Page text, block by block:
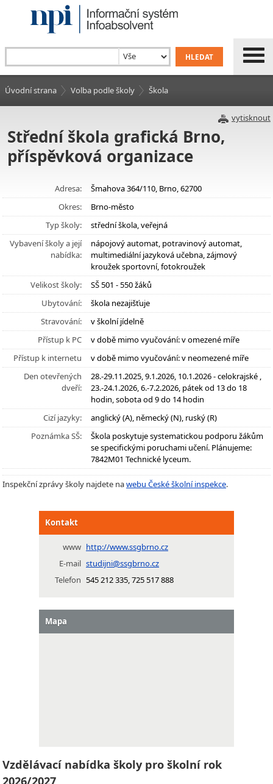
Úvodní strana Volba podle školy Škola
vytisknout
Střední škola grafická Brno,
příspěvková organizace
Adresa:
Šmahova 364/110, Brno, 62700
Okres:
Brno-město
Typ školy:
střední škola, veřejná
Vybavení školy a její
nabídka:
nápojový automat, potravinový automat,
multimediální jazyková učebna, zájmový
kroužek sportovní, fotokroužek
Velikost školy:
SŠ 501 - 550 žáků
Ubytování:
škola nezajišťuje
Stravování:
v školní jídelně
Přístup k PC
v době mimo vyučování: v omezené míře
Přístup k internetu
v době mimo vyučování: v neomezené míře
Den otevřených
dveří:
28.-29.11.2025, 9.1.2026, 10.1.2026 - celokrajské ,
23.-24.1.2026, 6.-7.2.2026, pátek od 13 do 18
hodin, sobota od 9 do 14 hodin
Cizí jazyky:
anglický (A), německý (N), ruský (R)
Poznámka SŠ:
Škola poskytuje systematickou podporu žákům
se specifickými poruchami učení. Plánujeme:
7842M01 Technické lyceum.
Inspekční zprávy školy najdete nawebu České školní inspekce.
Kontakt
www http://www.ssgbrno.cz
E-mail studijni@ssgbrno.cz
Telefon 545 212 335, 725 517 888
Mapa
Vzdělávací nabídka školy pro školní rok
2026/2027